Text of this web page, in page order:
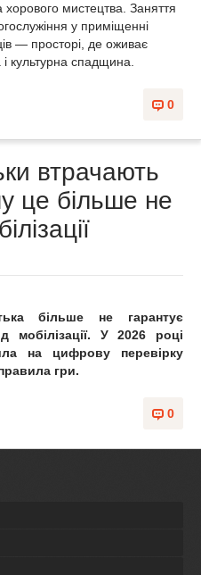
хорового мистецтва. Заняття
у приміщенні
— просторі, де оживає
і культурна спадщина.
0
втрачають
це більше не
більше не гарантує
мобілізації. У 2026 році
на цифрову перевірку
гри.
0